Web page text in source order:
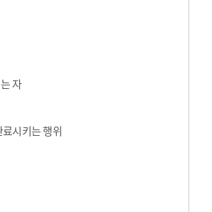
자
시키는 행위